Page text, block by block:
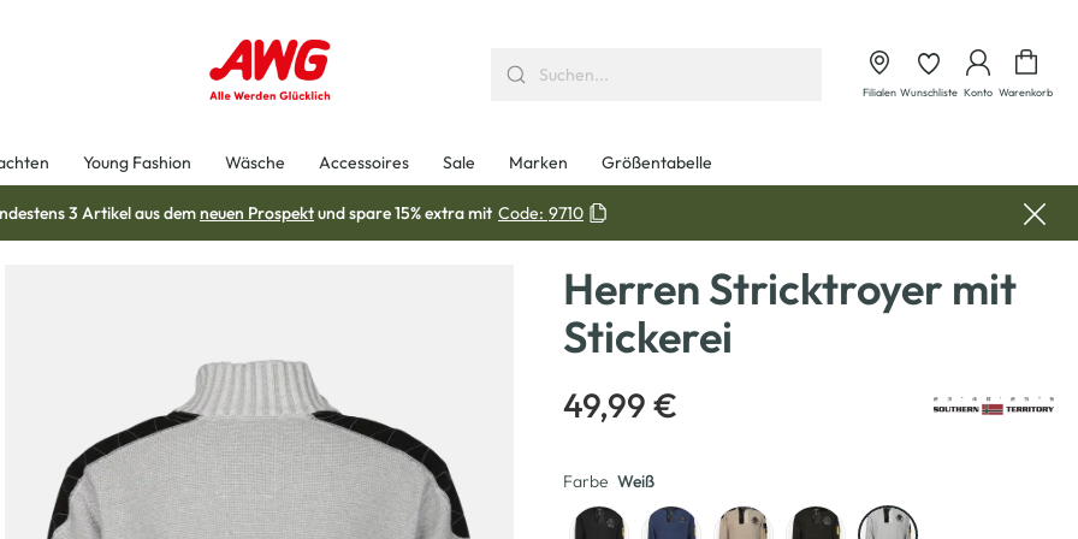
Filialen Wunschliste Konto Warenkorb
Young Fashion Wäsche Accessoires Sale Marken Größentabelle
3 Artikel aus demneuen Prospektund spare 15% extra mit Code: 9710
Herren Stricktroyer mit
Stickerei
49,99 €
Farbe Weiß